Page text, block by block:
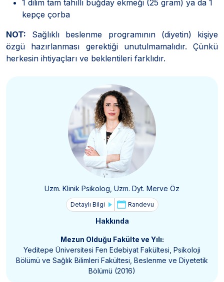
1 dilim tam tahıllı buğday ekmeği (25 gram) ya da 1
kepçe çorba
NOT: Sağlıklı beslenme programının (diyetin) kişiye
özgü hazırlanması gerektiği unutulmamalıdır. Çünkü
herkesin ihtiyaçları ve beklentileri farklıdır.
Uzm. Klinik Psikolog, Uzm. Dyt. Merve Öz
Detaylı Bilgi Randevu
Hakkında
Mezun Olduğu Fakülte ve Yılı:
Yeditepe Üniversitesi Fen Edebiyat Fakültesi, Psikoloji
Bölümü ve Sağlık Bilimleri Fakültesi, Beslenme ve Diyetetik
Bölümü (2016)